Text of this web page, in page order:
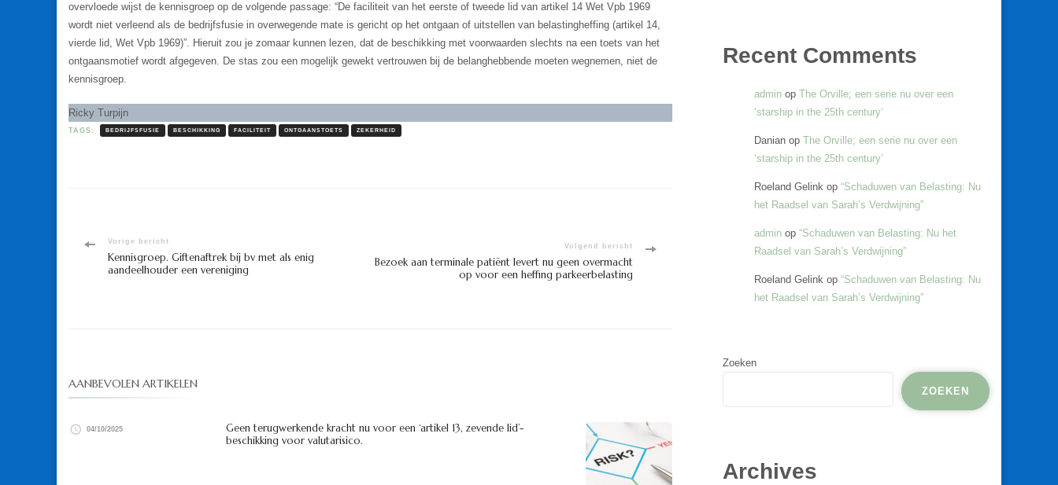
overvloede wijst de kennisgroep op de volgende passage: “De faciliteit van het eerste of tweede lid van artikel 14 Wet Vpb 1969
wordt niet verleend als de bedrijfsfusie in overwegende mate is gericht op het ontgaan of uitstellen van belastingheffing (artikel 14,
vierde lid, Wet Vpb 1969)”. Hieruit zou je zomaar kunnen lezen, dat de beschikking met voorwaarden slechts na een toets van het
ontgaansmotief wordt afgegeven. De stas zou een mogelijk gewekt vertrouwen bij de belanghebbende moeten wegnemen, niet de
kennisgroep.
Ricky Turpijn
TAGS: BEDRIJFSFUSIE BESCHIKKING FACILITEIT ONTGAANSTOETS ZEKERHEID
Bericht
navigatie
Vorige bericht
Kennisgroep. Giftenaftrek bij bv met als enig
aandeelhouder een vereniging
Volgend bericht
Bezoek aan terminale patiënt levert nu geen overmacht
op voor een heffing parkeerbelasting
AANBEVOLEN ARTIKELEN
04/10/2025
Geen terugwerkende kracht nu voor een ‘artikel 13, zevende lid’-
beschikking voor valutarisico.
Recent Comments
adminop The Orville; een serie nu over een
‘starship in the 25th century’
Danianop The Orville; een serie nu over een
‘starship in the 25th century’
Roeland Gelink op “Schaduwen van Belasting: Nu
het Raadsel van Sarah’s Verdwijning”
adminop “Schaduwen van Belasting: Nu het
Raadsel van Sarah’s Verdwijning”
Roeland Gelink op “Schaduwen van Belasting: Nu
het Raadsel van Sarah’s Verdwijning”
Zoeken
ZOEKEN
Archives